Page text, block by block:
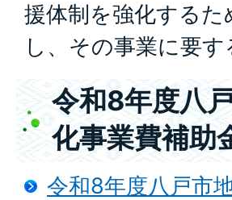
援体制を強化する
し、その事業に要
令和8年度八
化事業費補助
令和8年度八戸市